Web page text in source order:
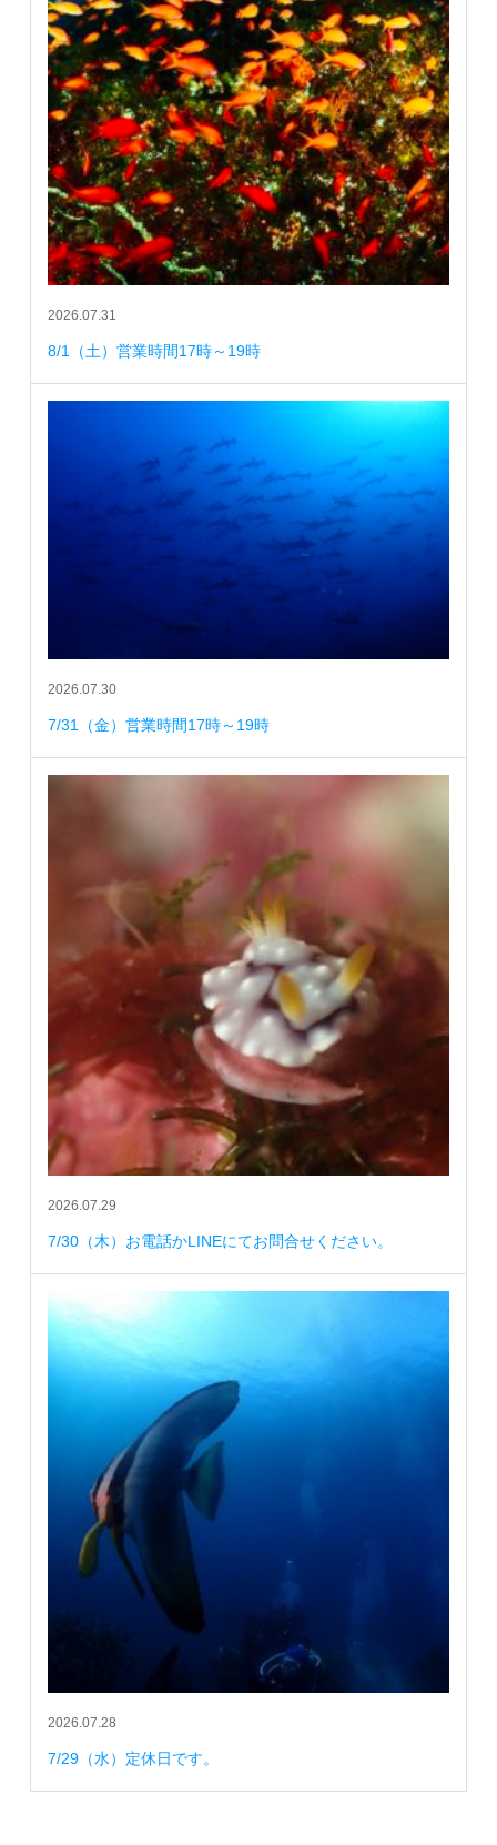
2026.07.31
8/1（土）営業時間17時～19時
2026.07.30
7/31（金）営業時間17時～19時
2026.07.29
7/30（木）お電話かLINEにてお問合せください。
2026.07.28
7/29（水）定休日です。